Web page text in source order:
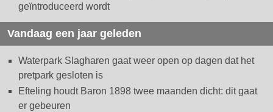
geïntroduceerd wordt
Vandaag een jaar geleden
Waterpark Slagharen gaat weer open op dagen dat het
pretpark gesloten is
Efteling houdt Baron 1898 twee maanden dicht: dit gaat
er gebeuren